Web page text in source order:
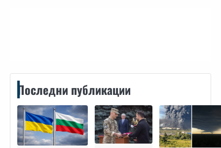
Последни публикации